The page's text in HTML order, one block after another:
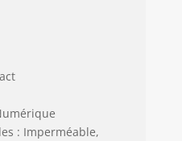
: Imperméable,